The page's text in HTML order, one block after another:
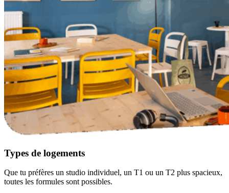
Types de logements
Que tu préfères un studio individuel, un T1 ou un T2 plus spacieux,
toutes les formules sont possibles.